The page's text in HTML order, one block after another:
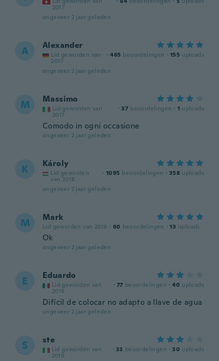
2017
ongeveer 2 jaar geleden
A Alexander
Lid geworden van
2017
· 465 beoordelingen · 155 uploads
ongeveer 2 jaar geleden
M Massimo
Lid geworden van
2017
· 37 beoordelingen · 1 uploads
Comodo in ogni occasione
ongeveer 2 jaar geleden
K Károly
Lid geworden
van 2018
· 1095 beoordelingen · 358 uploads
ongeveer 2 jaar geleden
M Mark
Lid geworden van 2018 · 60 beoordelingen · 13 uploads
Ok
ongeveer 2 jaar geleden
E Eduardo
Lid geworden van
2018
· 77 beoordelingen · 40 uploads
Difícil de colocar no adapto a llave de agua
ongeveer 2 jaar geleden
S ste
Lid geworden van
2018
· 33 beoordelingen · 30 uploads